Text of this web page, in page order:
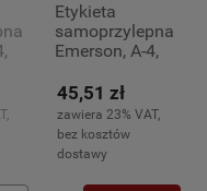
Etykieta
samoprzylepna
Emerson, A-4,
arkuszy (24)
45,51 zł
zawiera 23% VAT,
bez kosztów
dostawy